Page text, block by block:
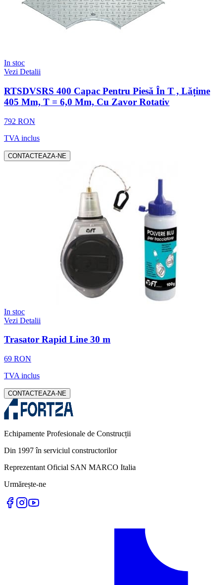
In stoc
Vezi Detalii
RTSDVSRS 400 Capac Pentru Piesă În T , Lățime
405 Mm, T = 6,0 Mm, Cu Zavor Rotativ
792 RON
TVA inclus
CONTACTEAZA-NE
In stoc
Vezi Detalii
Trasator Rapid Line 30 m
69 RON
TVA inclus
CONTACTEAZA-NE
Echipamente Profesionale de Construcții
Din 1997 în serviciul constructorilor
Reprezentant Oficial SAN MARCO Italia
Urmărește-ne